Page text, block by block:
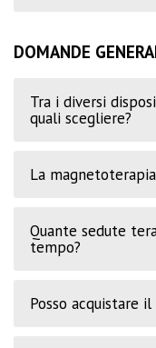
DOMANDE
Tra i diversi
quali scegliere?
La
Quante sedute
tempo?
Posso acquistare